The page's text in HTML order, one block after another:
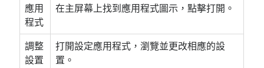
應用
程式
在主屏幕上找到應用程式圖示，點擊打開。
調整
設置
打開設定應用程式，瀏覽並更改相應的設
置。